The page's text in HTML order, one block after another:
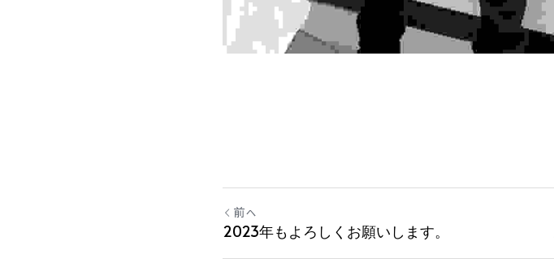
前へ
2023年もよろしくお願いします。